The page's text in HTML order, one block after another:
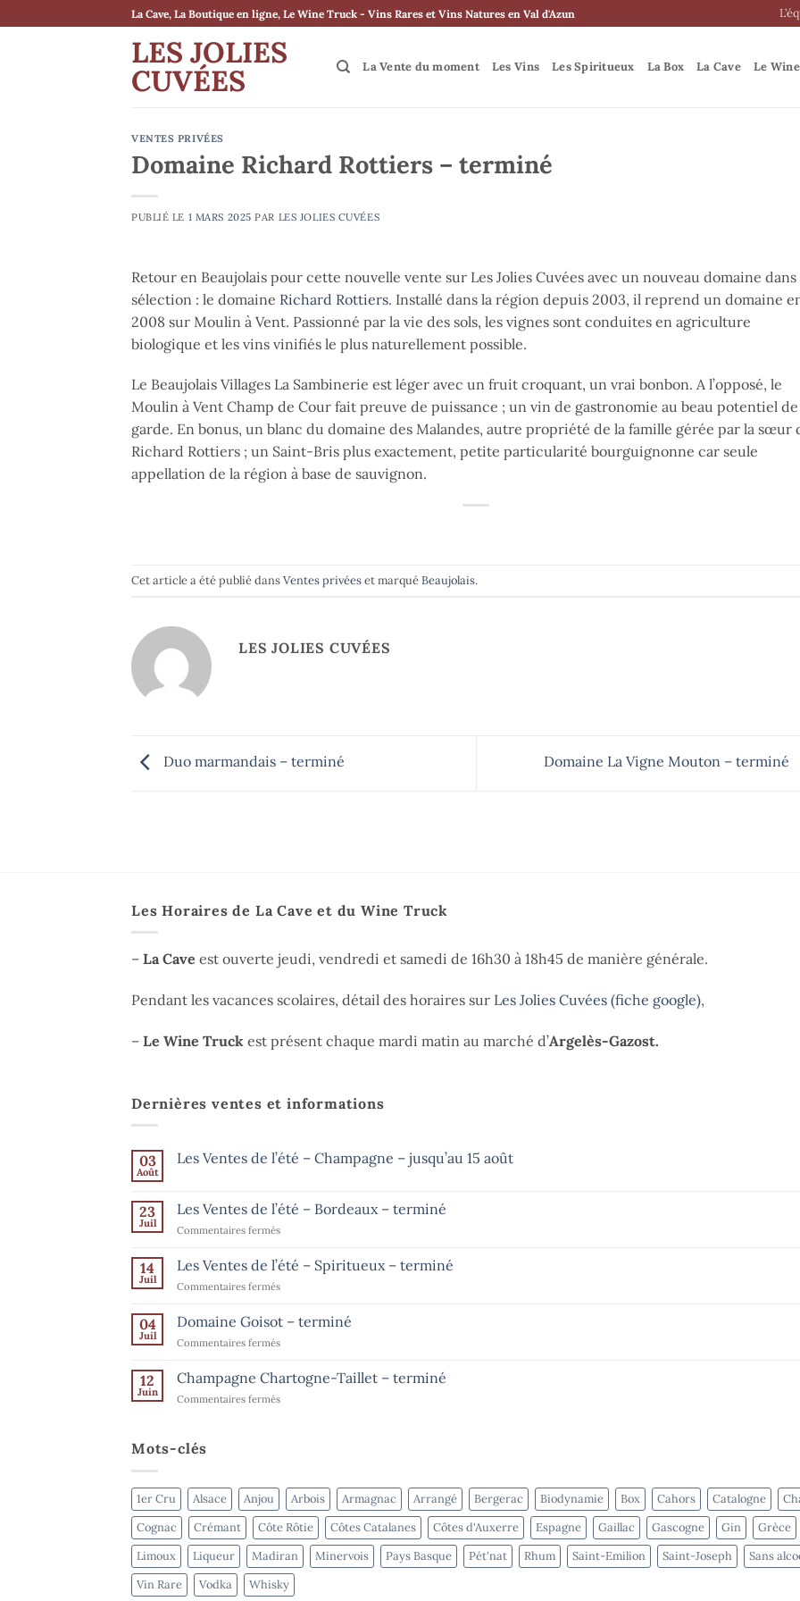
au
La Cave, La Boutique en ligne, Le Wine Truck - Vins Rares et Vins Natures en Val d'Azun
LES JOLIES
CUVÉES La Vente du moment Les Vins Les Spiritueux La Box La Cave Le
VENTES PRIVÉES
Domaine Richard Rottiers – terminé
PUBLIÉ LE 1 MARS 2025 PAR LES JOLIES CUVÉES
Retour en Beaujolais pour cette nouvelle vente sur Les Jolies Cuvées avec un nouveau domaine dans
sélection : le domaine Richard Rottiers. Installé dans la région depuis 2003, il reprend un domaine
2008 sur Moulin à Vent. Passionné par la vie des sols, les vignes sont conduites en agriculture
biologique et les vins vinifiés le plus naturellement possible.
Le Beaujolais Villages La Sambinerie est léger avec un fruit croquant, un vrai bonbon. A l’opposé, le
Moulin à Vent Champ de Cour fait preuve de puissance ; un vin de gastronomie au beau potentiel de
garde. En bonus, un blanc du domaine des Malandes, autre propriété de la famille gérée par la sœur
Richard Rottiers ; un Saint-Bris plus exactement, petite particularité bourguignonne car seule
appellation de la région à base de sauvignon.
Cet article a été publié dansVentes privéeset marquéBeaujolais.
LES JOLIES CUVÉES
Duo marmandais – terminé Domaine La Vigne Mouton – terminé
Les Horaires de La Cave et du Wine Truck
– La Cave est ouverte jeudi, vendredi et samedi de 16h30 à 18h45 de manière générale.
Pendant les vacances scolaires, détail des horaires sur Les Jolies Cuvées (fiche google),
– Le Wine Truck est présent chaque mardi matin au marché d’Argelès-Gazost.
Dernières ventes et informations
03
Août
Les Ventes de l’été – Champagne – jusqu’au 15 août
Les
de
–
Champagne
–
jusqu’au
août
23
Juil
Les Ventes de l’été – Bordeaux – terminé
Commentaires ferméssur
Ventes
de
l’été
Bordeaux
14
Juil
Les Ventes de l’été – Spiritueux – terminé
Commentaires ferméssur
Ventes
de
l’été
Spiritueux
04
Juil
Domaine Goisot – terminé
Commentaires ferméssur
Goisot
–
terminé
12
Juin
Champagne Chartogne-Taillet – terminé
Commentaires ferméssur
Mots-clés
1er Cru Alsace Anjou Arbois Armagnac Arrangé Bergerac Biodynamie Box Cahors Catalogne
Cognac
Crémant Côte Rôtie Côtes Catalanes Côtes d'Auxerre Espagne Gaillac Gascogne Gin
Grèce
Limoux
Liqueur Madiran Minervois Pays Basque Pét'nat Rhum Saint-Emilion Saint-Joseph
Sans
Vin Rare
Vodka Whisky